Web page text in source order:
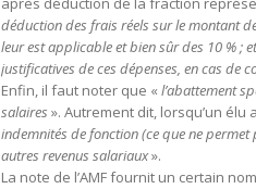
déduction des frais réels sur le montant
leur est applicable et bien sûr des 10 % ;
justificatives de ces dépenses, en cas de
Enfin, il faut noter que « l’abattement
salaires ». Autrement dit, lorsqu’un
indemnités de fonction (ce que ne
autres revenus salariaux».
La note de l’AMF fournit un certain